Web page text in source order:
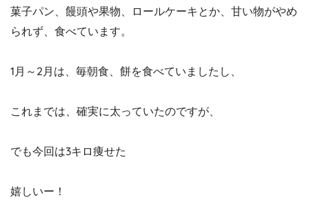
菓子パン、饅頭や果物、ロールケーキとか、甘い物がやめ
られず、食べています。
1月～2月は、毎朝食、餅を食べていましたし、
これまでは、確実に太っていたのですが、
でも今回は3キロ痩せた
嬉しいー！